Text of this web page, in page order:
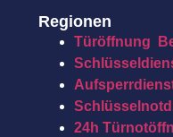
Regionen
Türöffnung
24h